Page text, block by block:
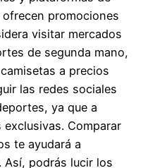
promociones
visitar mercados
de segunda mano,
a precios
las redes sociales
ya que a
Comparar
te ayudará a
Así, podrás lucir los